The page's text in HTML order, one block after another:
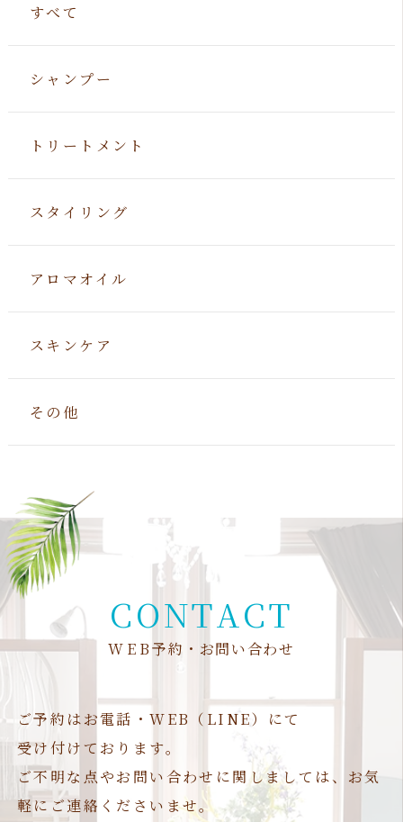
すべて
シャンプー
トリートメント
スタイリング
アロマオイル
スキンケア
その他
CONTACT
W E B予約 ・ お問い合わせ
ご予約はお電話・WEB（LINE）にて
受け付けております。
ご不明な点やお問い合わせに関しましては、お気
軽にご連絡くださいませ。